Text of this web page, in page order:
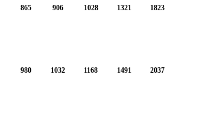
865 906 1028 1321 1823
980 1032 1168 1491 2037